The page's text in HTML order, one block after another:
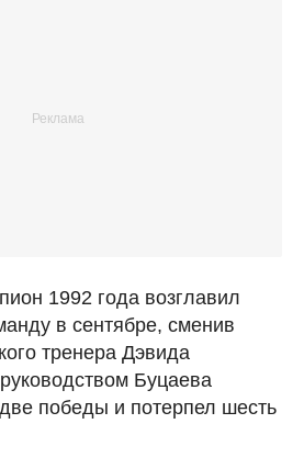
1992 года возглавил
в сентябре, сменив
тренера Дэвида
Буцаева
победы и потерпел шесть